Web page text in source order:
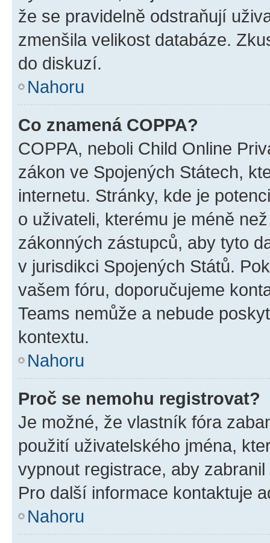
že se pravidelně odstraňují
zmenšila velikost databáze.
do diskuzí.
Nahoru
Co znamená COPPA?
COPPA, neboli Child Online
zákon ve Spojených Státech,
internetu. Stránky, kde je
o uživateli, kterému je méně
zákonných zástupců, aby tyto
v jurisdikci Spojených Států.
vašem fóru, doporučujeme
Teams nemůže a nebude
kontextu.
Nahoru
Proč se nemohu registrovat?
Je možné, že vlastník fóra
použití uživatelského jména,
vypnout registrace, aby
Pro další informace kontaktuje
Nahoru